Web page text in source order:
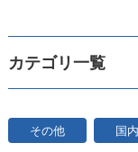
カテゴリ一覧
その他 国内